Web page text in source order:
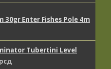
Enter Fishes Pole 4m
Tubertini Level
рсд